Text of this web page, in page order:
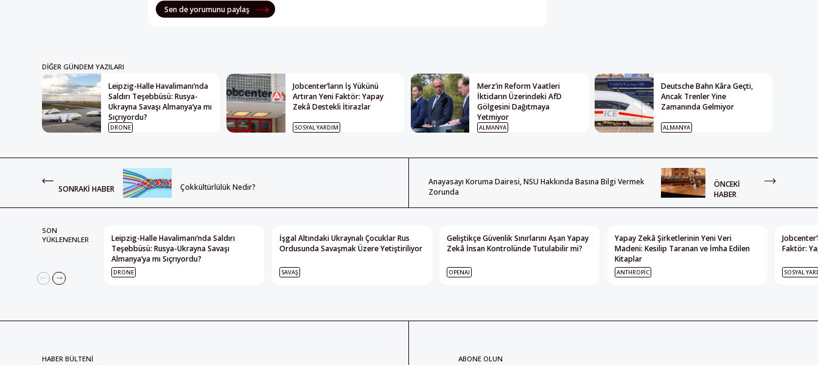
Sen de yorumunu paylaş
DIĞER GÜNDEM YAZILARI
Leipzig-Halle Havalimanı’nda
Saldırı Teşebbüsü: Rusya-
Ukrayna Savaşı Almanya’ya mı
Sıçrıyordu?
DRONE
Jobcenter’ların İş Yükünü
Artıran Yeni Faktör: Yapay
Zekâ Destekli İtirazlar
SOSYAL YARDIM
Merz’in Reform Vaatleri
İktidarın Üzerindeki AfD
Gölgesini Dağıtmaya
Yetmiyor
ALMANYA
Deutsche Bahn Kâra Geçti,
Ancak Trenler Yine
Zamanında Gelmiyor
ALMANYA
SONRAKI HABER Çokkültürlülük Nedir?
Anayasayı Koruma Dairesi, NSU Hakkında Basına Bilgi Vermek
Zorunda
ÖNCEKI
HABER
SON
YÜKLENENLER
Leipzig-Halle Havalimanı’nda Saldırı
Teşebbüsü: Rusya-Ukrayna Savaşı
Almanya’ya mı Sıçrıyordu?
DRONE
İşgal Altındaki Ukraynalı Çocuklar Rus
Ordusunda Savaşmak Üzere Yetiştiriliyor
SAVAŞ
Geliştikçe Güvenlik Sınırlarını Aşan Yapay
Zekâ İnsan Kontrolünde Tutulabilir mi?
OPENAI
Yapay Zekâ Şirketlerinin Yeni Veri
Madeni: Kesilip Taranan ve İmha Edilen
Kitaplar
ANTHROPIC
Faktör:
SOSYAL
HABER BÜLTENİ ABONE OLUN